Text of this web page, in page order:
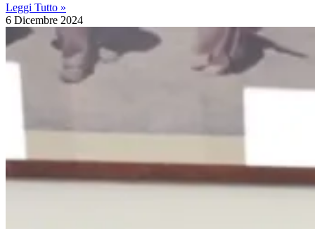
Leggi Tutto »
6 Dicembre 2024